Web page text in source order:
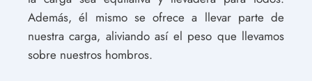
Además, él mismo se ofrece a llevar parte de
nuestra carga, aliviando así el peso que llevamos
sobre nuestros hombros.